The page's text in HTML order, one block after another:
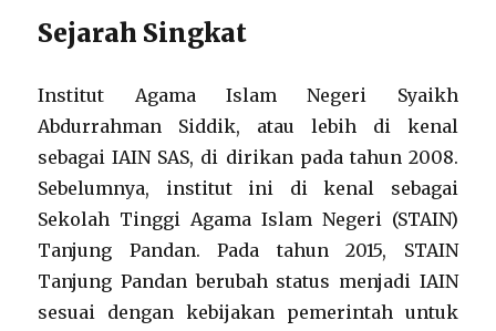
Sejarah Singkat
Institut Agama Islam Negeri Syaikh
Abdurrahman Siddik, atau lebih di kenal
sebagai IAIN SAS, di dirikan pada tahun 2008.
Sebelumnya, institut ini di kenal sebagai
Sekolah Tinggi Agama Islam Negeri (STAIN)
Tanjung Pandan. Pada tahun 2015, STAIN
Tanjung Pandan berubah status menjadi IAIN
sesuai dengan kebijakan pemerintah untuk